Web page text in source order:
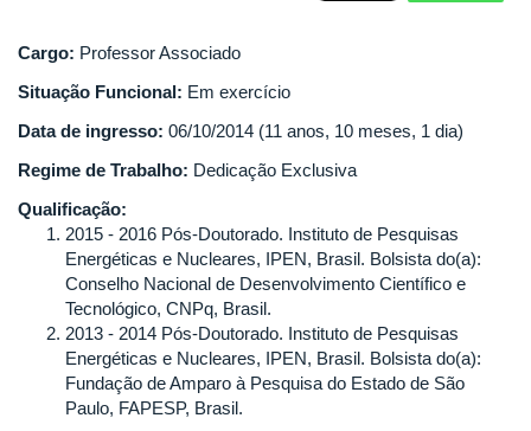
Cargo: Professor Associado
Situação Funcional: Em exercício
Data de ingresso: 06/10/2014 (11 anos, 10 meses, 1 dia)
Regime de Trabalho: Dedicação Exclusiva
Qualificação:
2015 - 2016 Pós-Doutorado. Instituto de Pesquisas
Energéticas e Nucleares, IPEN, Brasil. Bolsista do(a):
Conselho Nacional de Desenvolvimento Científico e
Tecnológico, CNPq, Brasil.
2013 - 2014 Pós-Doutorado. Instituto de Pesquisas
Energéticas e Nucleares, IPEN, Brasil. Bolsista do(a):
Fundação de Amparo à Pesquisa do Estado de São
Paulo, FAPESP, Brasil.